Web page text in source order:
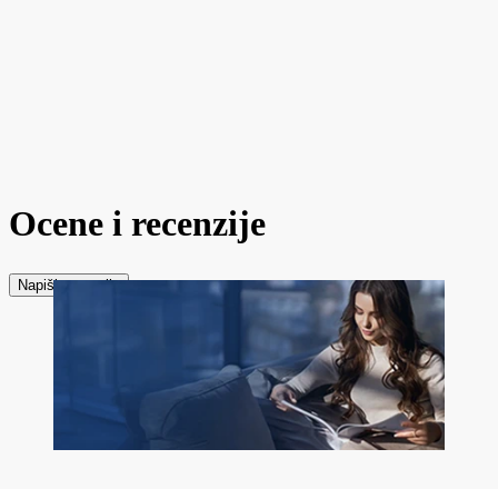
Ocene i recenzije
Napiši recenziju